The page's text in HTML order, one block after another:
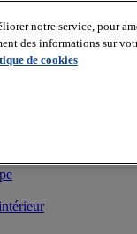
notre service, pour
des informations sur
de cookies